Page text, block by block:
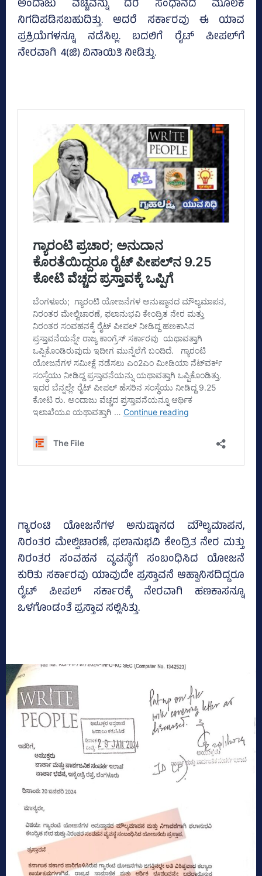
ಅಂದಾಜು ವೆಚ್ಚವನ್ನು ದರ ಸಂಧಾನದ ಮೂಲಕ
ನಿಗದಿಪಡಿಸಬಹುದಿತ್ತು. ಆದರೆ ಸರ್ಕಾರವು ಈ ಯಾವ
ಪ್ರಕ್ರಿಯೆಗಳನ್ನೂ ನಡೆಸಿಲ್ಲ. ಬದಲಿಗೆ ರೈಟ್‌ ಪೀಪಲ್‌ಗೆ
ನೇರವಾಗಿ 4(ಜಿ) ವಿನಾಯಿತಿ ನೀಡಿತ್ತು.
ಗ್ಯಾರಂಟಿ ಯೋಜನೆಗಳ ಅನುಷ್ಠಾನದ ಮೌಲ್ಯಮಾಪನ,
ನಿರಂತರ ಮೇಲ್ವಿಚಾರಣೆ, ಫಲಾನುಭವಿ ಕೇಂದ್ರಿತ ನೇರ ಮತ್ತು
ನಿರಂತರ ಸಂವಹನ ವ್ಯವಸ್ಥೆಗೆ ಸಂಬಂಧಿಸಿದ ಯೋಜನೆ
ಕುರಿತು ಸರ್ಕಾರವು ಯಾವುದೇ ಪ್ರಸ್ತಾವನೆ ಆಹ್ವಾನಿಸದಿದ್ದರೂ
ರೈಟ್‌ ಪೀಪಲ್‌ ಸರ್ಕಾರಕ್ಕೆ ನೇರವಾಗಿ ಹಣಕಾಸನ್ನೂ
ಒಳಗೊಂಡಂತೆ ಪ್ರಸ್ತಾವ ಸಲ್ಲಿಸಿತ್ತು.